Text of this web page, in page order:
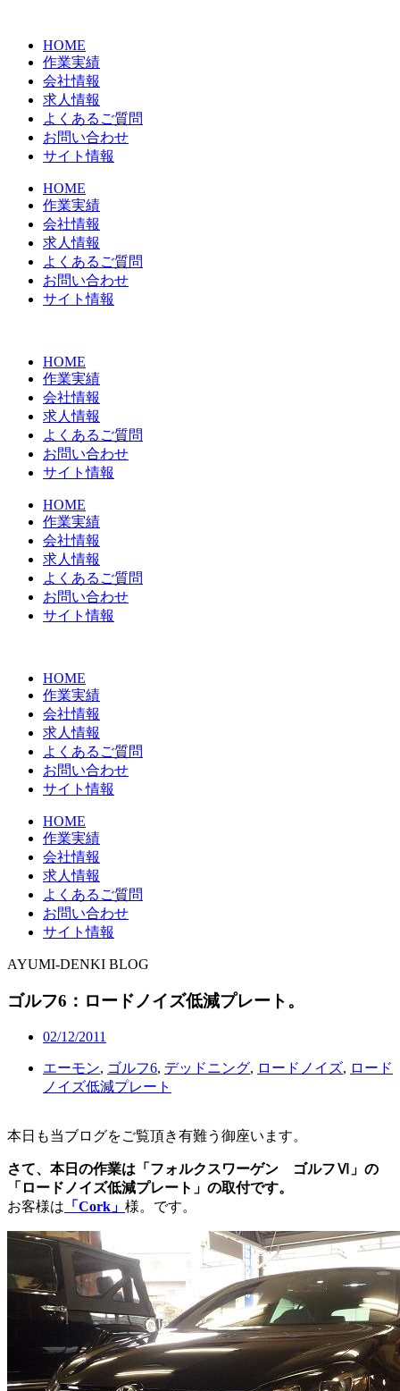
HOME
作業実績
会社情報
求人情報
よくあるご質問
お問い合わせ
サイト情報
HOME
作業実績
会社情報
求人情報
よくあるご質問
お問い合わせ
サイト情報
HOME
作業実績
会社情報
求人情報
よくあるご質問
お問い合わせ
サイト情報
HOME
作業実績
会社情報
求人情報
よくあるご質問
お問い合わせ
サイト情報
HOME
作業実績
会社情報
求人情報
よくあるご質問
お問い合わせ
サイト情報
HOME
作業実績
会社情報
求人情報
よくあるご質問
お問い合わせ
サイト情報
AYUMI-DENKI BLOG
ゴルフ6：ロードノイズ低減プレート。
02/12/2011
エーモン, ゴルフ6, デッドニング, ロードノイズ, ロード
ノイズ低減プレート
本日も当ブログをご覧頂き有難う御座います。
さて、本日の作業は「フォルクスワーゲン ゴルフⅥ」の
「ロードノイズ低減プレート」の取付です。
お客様は 「Cork」 様。です。